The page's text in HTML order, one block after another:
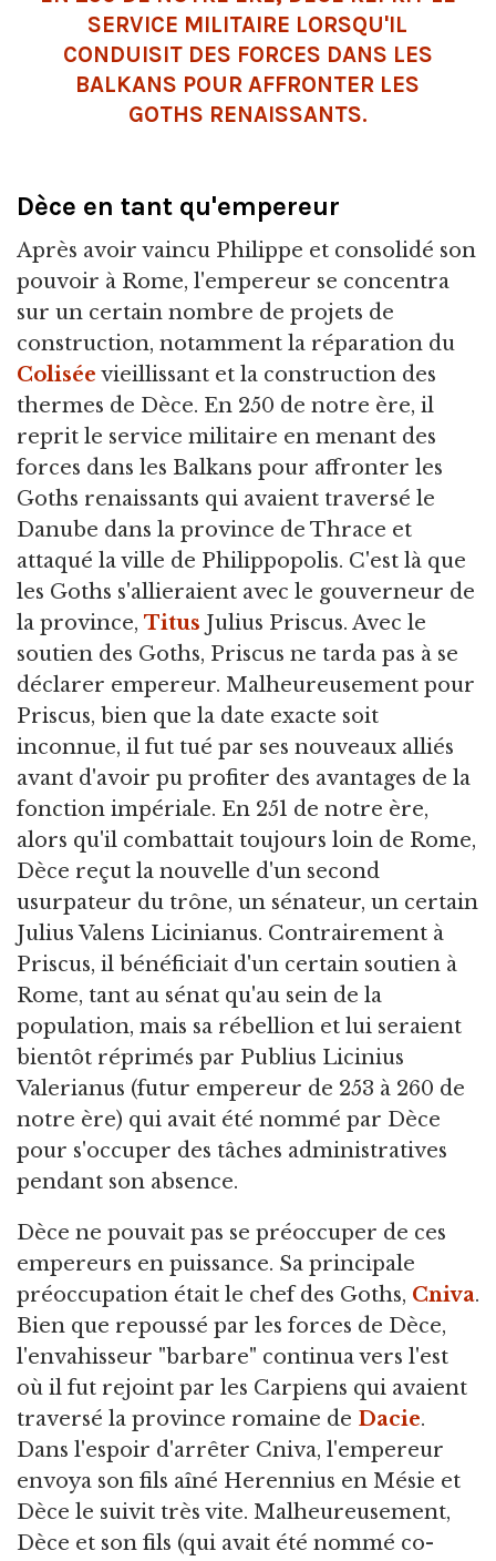
SERVICE MILITAIRE LORSQU'IL
CONDUISIT DES FORCES DANS LES
BALKANS POUR AFFRONTER LES
GOTHS RENAISSANTS.
Dèce en tant qu'empereur
Après avoir vaincu Philippe et consolidé son
pouvoir à Rome, l'empereur se concentra
sur un certain nombre de projets de
construction, notamment la réparation du
Colisée vieillissant et la construction des
thermes de Dèce. En 250 de notre ère, il
reprit le service militaire en menant des
forces dans les Balkans pour affronter les
Goths renaissants qui avaient traversé le
Danube dans la province de Thrace et
attaqué la ville de Philippopolis. C'est là que
les Goths s'allieraient avec le gouverneur de
la province, Titus Julius Priscus. Avec le
soutien des Goths, Priscus ne tarda pas à se
déclarer empereur. Malheureusement pour
Priscus, bien que la date exacte soit
inconnue, il fut tué par ses nouveaux alliés
avant d'avoir pu profiter des avantages de la
fonction impériale. En 251 de notre ère,
alors qu'il combattait toujours loin de Rome,
Dèce reçut la nouvelle d'un second
usurpateur du trône, un sénateur, un certain
Julius Valens Licinianus. Contrairement à
Priscus, il bénéficiait d'un certain soutien à
Rome, tant au sénat qu'au sein de la
population, mais sa rébellion et lui seraient
bientôt réprimés par Publius Licinius
Valerianus (futur empereur de 253 à 260 de
notre ère) qui avait été nommé par Dèce
pour s'occuper des tâches administratives
pendant son absence.
Dèce ne pouvait pas se préoccuper de ces
empereurs en puissance. Sa principale
préoccupation était le chef des Goths, Cniva.
Bien que repoussé par les forces de Dèce,
l'envahisseur "barbare" continua vers l'est
où il fut rejoint par les Carpiens qui avaient
traversé la province romaine de Dacie.
Dans l'espoir d'arrêter Cniva, l'empereur
envoya son fils aîné Herennius en Mésie et
Dèce le suivit très vite. Malheureusement,
Dèce et son fils (qui avait été nommé co-